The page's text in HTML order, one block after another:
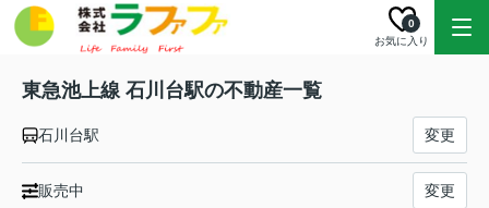
お気に入り
0
東急池上線 石川台駅の不動産一覧
石川台駅 変更
販売中 変更